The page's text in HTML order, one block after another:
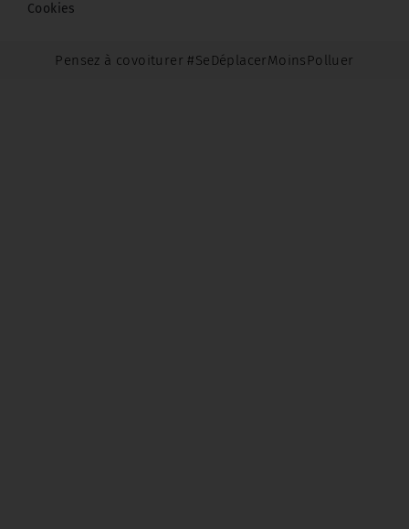
Cookies
Pensez à covoiturer #SeDéplacerMoinsPolluer